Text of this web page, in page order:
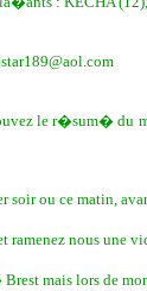
le r�sum� du
soir ou ce matin,
ramenez nous une
mais lors de